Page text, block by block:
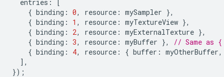
entries :
[
{ binding : 0, resource : mySampler },
{ binding : 1 , resource : myTextureView },
{ binding : 2, resource : myExternalTexture },
{ binding : 3, resource : myBuffer },
// Same as
{ binding : 4, resource : { buffer : myOtherBuffer,
],
});